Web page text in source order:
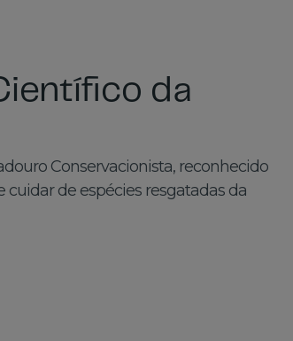
da
Conservacionista, reconhecido
cuidar de espécies resgatadas da